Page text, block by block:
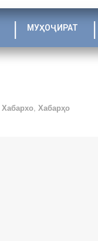
МУҲОҶИРАТ
Хабархо, Хабарҳо